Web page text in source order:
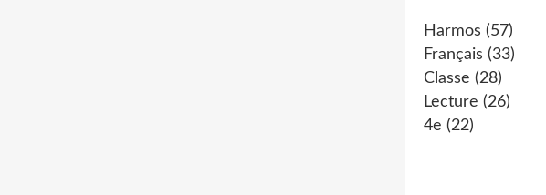
Harmos (57)
Français (33)
Classe (28)
Lecture (26)
4e (22)